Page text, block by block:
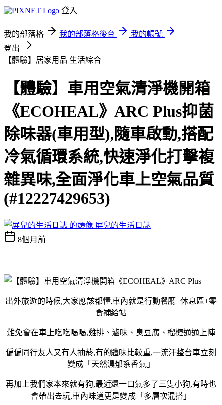
登入
我的部落格 我的部落格後台
我的帳號
登出
【體驗】居家用品 生活綜合
【體驗】車用空氣清淨機開箱
《ECOHEAL》ARC Plus抑菌
除味器(車用型),隨車啟動,搭配
冷氣循環系統,快速淨化打擊複
雜異味,全面淨化車上空氣品質
(#12227429653)
屏兒的生活日誌
8個月前
出外旅遊的時候,大家應該都懂,車內就是行動餐廳+休息區+零
食補給站
難免會在車上吃吃喝喝,雞排、滷味、臭豆腐、榴槤通通上陣
偏偏同行友人又有人抽菸,有的體味比較重,一流汗整台車立刻
變成「天然濃郁系香氣」
再加上我們家本來就有狗,最近還一口氣多了三隻小狗,有時也
會帶出去玩,車內味道更是變成「多層次混搭」